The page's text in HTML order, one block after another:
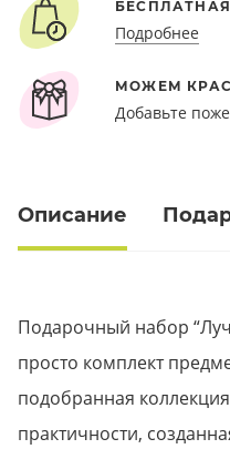
Подробнее
МОЖЕМ
Добавьте
Описание
Подарочный набор
просто комплект
подобранная
практичности,